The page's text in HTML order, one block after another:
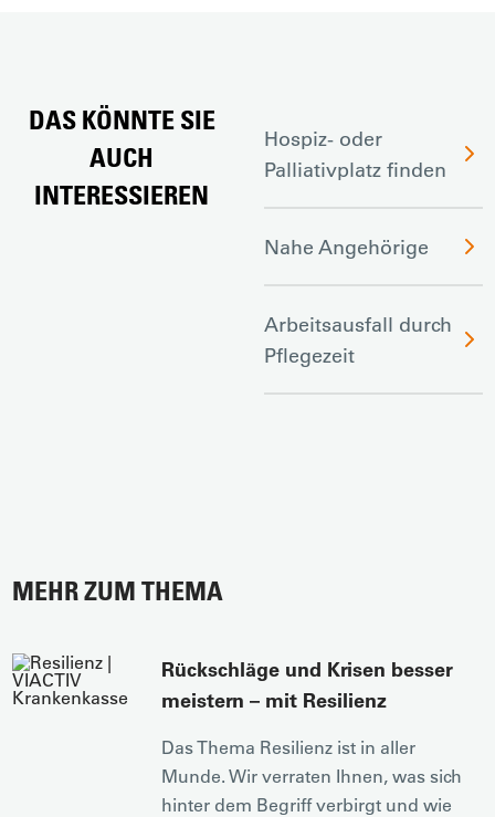
DAS KÖNNTE SIE
AUCH
INTERESSIEREN
Hospiz- oder
Palliativplatz finden
Nahe Angehörige
Arbeitsausfall durch
Pflegezeit
MEHR ZUM THEMA
Rückschläge und Krisen besser
meistern – mit Resilienz
Das Thema Resilienz ist in aller
Munde. Wir verraten Ihnen, was sich
hinter dem Begriff verbirgt und wie